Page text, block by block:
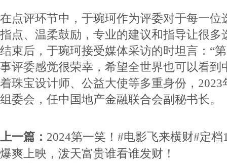
在点评环节中，于琬珂作为评委对于每一位
指点、温柔鼓励，专业的建议和指导让很多
结束后，于琬珂接受媒体采访的时坦言：“
事评委感觉很荣幸，希望全世界也可以看到
着珠宝设计师、公益大使等多重身份，
组委会，任中国地产金融联合会副秘书长。
上一篇： 2024第一笑！#电影飞来横财#定
爆爽上映，泼天富贵谁看谁发财！